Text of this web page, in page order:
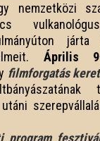
nemzetközi
Április 9
filmforgatás